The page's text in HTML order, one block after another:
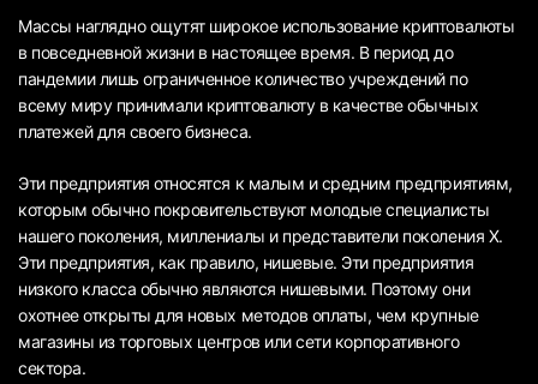
Массы наглядно ощутят широкое использование криптовалюты
в повседневной жизни в настоящее время. В период до
пандемии лишь ограниченное количество учреждений по
всему миру принимали криптовалюту в качестве обычных
платежей для своего бизнеса.
Эти предприятия относятся к малым и средним предприятиям,
которым обычно покровительствуют молодые специалисты
нашего поколения, миллениалы и представители поколения X.
Эти предприятия, как правило, нишевые. Эти предприятия
низкого класса обычно являются нишевыми. Поэтому они
охотнее открыты для новых методов оплаты, чем крупные
магазины из торговых центров или сети корпоративного
сектора.